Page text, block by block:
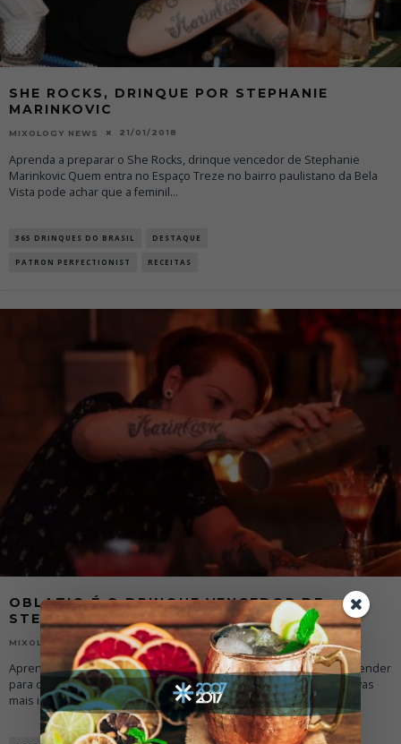
SHE ROCKS, DRINQUE POR STEPHANIE
MARINKOVIC
MIXOLOGY NEWS 21/01/2018
Aprenda a preparar o She Rocks, drinque vencedor de Stephanie
Marinkovic Quem entra no Espaço Treze no bairro paulistano da Bela
Vista pode achar que a feminil...
365 DRINQUES DO BRASIL DESTAQUE
PATRON PERFECTIONIST RECEITAS
OBLATIO É O DRINQUE VENCEDOR DE
STEPHANIE MARINKOVIC
MIXOLOGY NEWS 05/12/2017
Aprenda a preparar o Oblatio, drinque campeão que levará a bartender
para o México O Dia de los Muertos é uma das datas comemorativas
mais importantes do Méxic...